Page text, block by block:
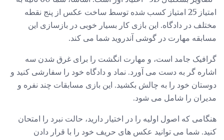
امتیاز 25 امتیاز کسب شده توسط ساخت عکس از پنج نقطه
مختلف در دادگاه. این بازی کار بسیار خوبی در بازسازی این
مسابقه مهارت در گوشی آندروید شما می کند.
گرافیک جامد است، و مهارت انگشت را برای غرق شدن سه
اشاره گر به دست می آورد. نماد و دادگاه خود را سفارشی کنید و
دوستان خود را به چالش بکشید. این بازی مسابقات چند نفره و
مدیران را شامل می شود.
هنگامی که اصول اولیه را در اختیار دارید، حالت نبرد را امتحان
کنید. شما می توانید عکس های حریف خود را با قرار دادن